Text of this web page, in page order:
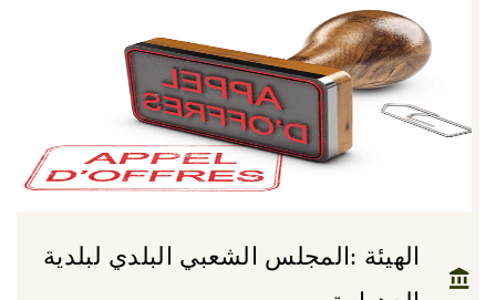
الهيئة :المجلس الشعبي البلدي لبلدية